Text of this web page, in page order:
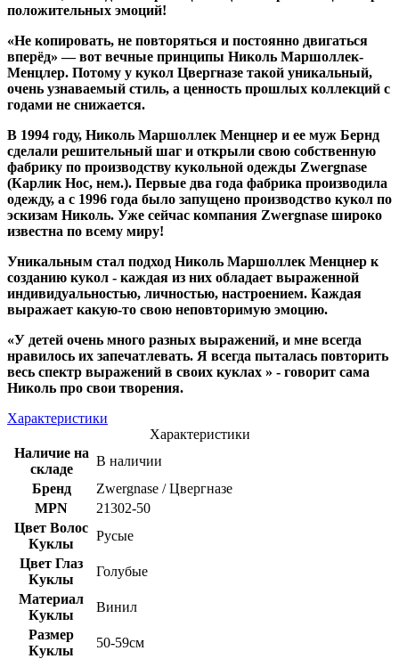
положительных эмоций!
«Не копировать, не повторяться и постоянно двигаться
вперёд» — вот вечные принципы Николь Маршоллек-
Менцлер. Потому у кукол Цвергназе такой уникальный,
очень узнаваемый стиль, а ценность прошлых коллекций с
годами не снижается.
В 1994 году, Николь Маршоллек Менцнер и ее муж Бернд
сделали решительный шаг и открыли свою собственную
фабрику по производству кукольной одежды Zwergnase
(Карлик Нос, нем.). Первые два года фабрика производила
одежду, а с 1996 года было запущено производство кукол по
эскизам Николь. Уже сейчас компания Zwergnase широко
известна по всему миру!
Уникальным стал подход Николь Маршоллек Менцнер к
созданию кукол - каждая из них обладает выраженной
индивидуальностью, личностью, настроением. Каждая
выражает какую-то свою неповторимую эмоцию.
«У детей очень много разных выражений, и мне всегда
нравилось их запечатлевать. Я всегда пыталась повторить
весь спектр выражений в своих куклах » - говорит сама
Николь про свои творения.
Характеристики
Характеристики
Наличие на
складе
В наличии
Бренд
Zwergnase / Цвергназе
MPN
21302-50
Цвет Волос
Куклы
Русые
Цвет Глаз
Куклы
Голубые
Материал
Куклы
Винил
Размер
Куклы
50-59см